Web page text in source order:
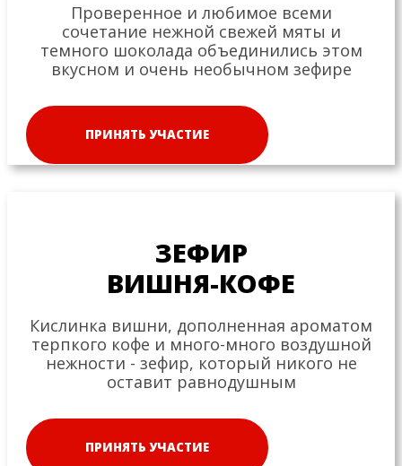
Проверенное и любимое всеми
сочетание нежной свежей мяты и
темного шоколада объединились этом
вкусном и очень необычном зефире
ПРИНЯТЬ УЧАСТИЕ
ЗЕФИР
ВИШНЯ-КОФЕ
Кислинка вишни, дополненная ароматом
терпкого кофе и много-много воздушной
нежности - зефир, который никого не
оставит равнодушным
ПРИНЯТЬ УЧАСТИЕ